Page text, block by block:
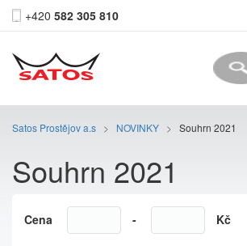
+420 582 305 810
Satos Prostějov a.s > NOVINKY > Souhrn 2021
Souhrn 2021
Cena - Kč